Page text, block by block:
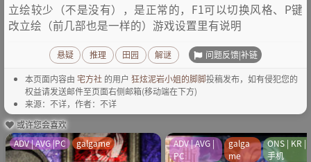
立绘较少（不是没有），是正常的，F1可以切换风格、P键
改立绘（前几部也是一样的）游戏设置里有说明
悬疑 推理 田园 解谜 问题反馈|补链
本页面内容由 宅方社 的用户 狂炫泥岩小姐的脚脚投稿发布，如有侵犯您的
权益请发送邮件至页面右侧邮箱(移动端在下方)
来源：不详，作者：不详
或许您会喜欢
ADV | AVG |PC galgame
ADV | AVG |
PC
galga
me
ONS | KR |
手机